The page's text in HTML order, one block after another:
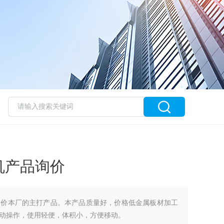
产品询价
本厂的主打产品。本产品质量好，价格低金属板材加工
作，使用轻便，体积小，方便移动。